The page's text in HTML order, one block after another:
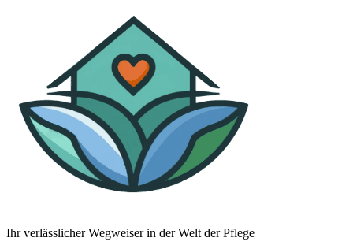
Ihr verlässlicher Wegweiser in der Welt der Pflege